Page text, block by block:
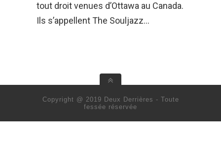
tout droit venues d’Ottawa au Canada.
Ils s’appellent The Souljazz…
Copyright @ 2019 Deux Derrières - Toute
fessée réservée